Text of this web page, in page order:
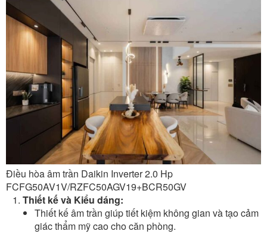
Điều hòa âm trần Daikin Inverter 2.0 Hp
FCFG50AV1V/RZFC50AGV19+BCR50GV
Thiết kế và Kiểu dáng:
Thiết kế âm trần giúp tiết kiệm không gian và tạo cảm
giác thẩm mỹ cao cho căn phòng.